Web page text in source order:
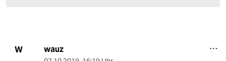
W wauz